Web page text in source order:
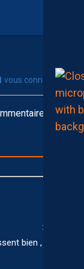
vous connecter
bien ,